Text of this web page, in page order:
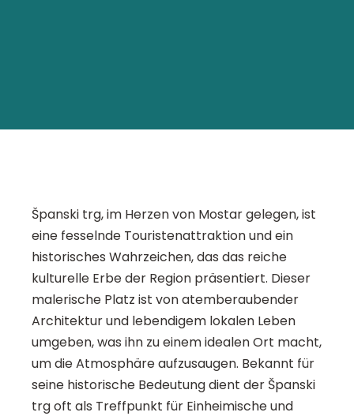
Španski trg, im Herzen von Mostar gelegen, ist
eine fesselnde Touristenattraktion und ein
historisches Wahrzeichen, das das reiche
kulturelle Erbe der Region präsentiert. Dieser
malerische Platz ist von atemberaubender
Architektur und lebendigem lokalen Leben
umgeben, was ihn zu einem idealen Ort macht,
um die Atmosphäre aufzusaugen. Bekannt für
seine historische Bedeutung dient der Španski
trg oft als Treffpunkt für Einheimische und